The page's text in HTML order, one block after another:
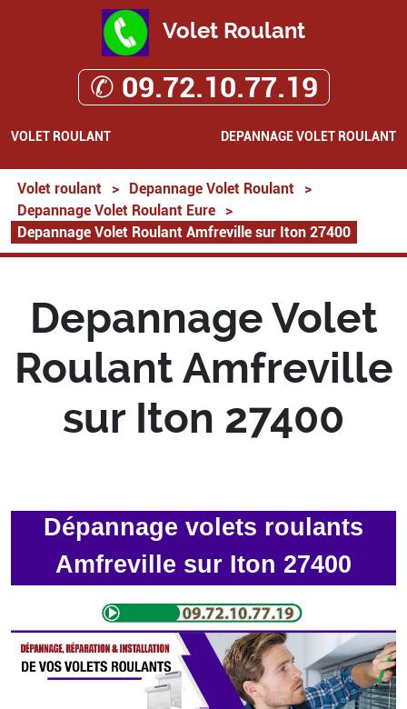
Volet Roulant
✆ 09.72.10.77.19
VOLET ROULANT DEPANNAGE VOLET ROULANT
Volet roulant > Depannage Volet Roulant
>
Depannage Volet Roulant Eure
>
Depannage Volet Roulant Amfreville sur Iton 27400
Depannage Volet
Roulant Amfreville
sur Iton 27400
Dépannage volets roulants
Amfreville sur Iton 27400